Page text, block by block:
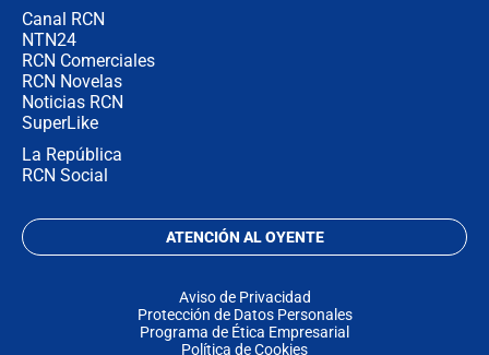
Canal RCN
NTN24
RCN Comerciales
RCN Novelas
Noticias RCN
SuperLike
La República
RCN Social
ATENCIÓN AL OYENTE
Aviso de Privacidad
Protección de Datos Personales
Programa de Ética Empresarial
Política de Cookies